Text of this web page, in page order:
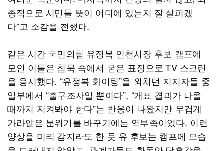
종적으로 시민들 뜻이 어디에 있는지 잘 살피겠
다”고 소감을 전했다.
같은 시간 국민의힘 유정복 인천시장 후보 캠프에
모인 이들은 침묵 속에서 굳은 표정으로 TV 스크린
을 응시했다. “유정복 화이팅”을 외치던 지지자들 중
일부에서 “출구조사일 뿐이다”, “개표 결과가 나올
때까지 지켜봐야 한다”는 반응이 나왔지만 무겁게
가라앉은 분위기를 바꾸기에는 역부족이었다. 이런
양상을 미리 감지라도 한 듯 유 후보는 캠프에 모습